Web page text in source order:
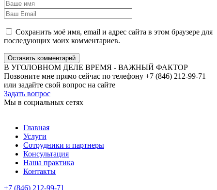
Сохранить моё имя, email и адрес сайта в этом браузере для
последующих моих комментариев.
Оставить комментарий
В УГОЛОВНОМ ДЕЛЕ ВРЕМЯ - ВАЖНЫЙ ФАКТОР
Позвоните мне прямо сейчас по телефону +7 (846) 212-99-71
или задайте свой вопрос на сайте
Задать вопрос
Мы в социальных сетях
Главная
Услуги
Сотрудники и партнеры
Консультация
Наша практика
Контакты
+7 (846) 212-99-71